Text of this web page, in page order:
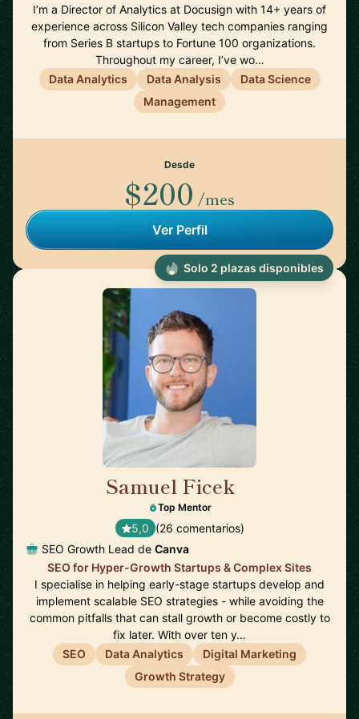
I’m a Director of Analytics at Docusign with 14+ years of
experience across Silicon Valley tech companies ranging
from Series B startups to Fortune 100 organizations.
Throughout my career, I’ve wo…
Data Analytics
Data Analysis
Data Science
Management
Desde
$200 /mes
Ver Perfil
Samuel Ficek
Top Mentor
5,0 (26 comentarios)
SEO Growth Lead de Canva
SEO for Hyper-Growth Startups & Complex Sites
I specialise in helping early-stage startups develop and
implement scalable SEO strategies - while avoiding the
common pitfalls that can stall growth or become costly to
fix later. With over ten y…
SEO
Data Analytics
Digital Marketing
Growth Strategy
Solo 2 plazas disponibles